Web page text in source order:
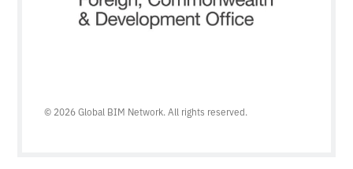
© 2026 Global BIM Network. All rights reserved.